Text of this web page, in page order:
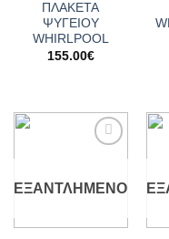
ΠΛΑΚΕΤΑ
ΨΥΓΕΙΟΥ
WHIRLPOOL
155.00€
ΕΞΑΝΤΛΗΜΈΝΟ